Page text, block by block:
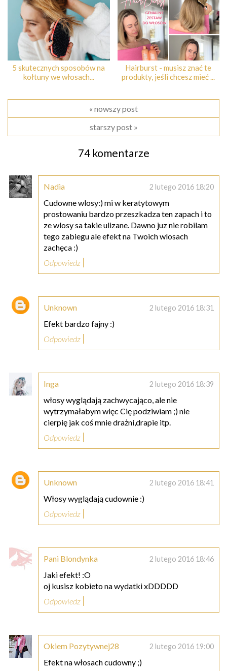
5 skutecznych sposobów na
kołtuny we włosach...
Hairburst - musisz znać te
produkty, jeśli chcesz mieć ...
« nowszy post
starszy post »
74 komentarze
Nadia 2 lutego 2016 18:20
Cudowne wlosy:) mi w keratytowym
prostowaniu bardzo przeszkadza ten zapach i to
ze wlosy sa takie ulizane. Dawno juz nie robilam
tego zabiegu ale efekt na Twoich wlosach
zachęca :)
Odpowiedz
Unknown 2 lutego 2016 18:31
Efekt bardzo fajny :)
Odpowiedz
Inga 2 lutego 2016 18:39
włosy wyglądają zachwycająco, ale nie
wytrzymałabym więc Cię podziwiam ;) nie
cierpię jak coś mnie drażni,drapie itp.
Odpowiedz
Unknown 2 lutego 2016 18:41
Włosy wyglądają cudownie :)
Odpowiedz
Pani Blondynka 2 lutego 2016 18:46
Jaki efekt! :O
oj kusisz kobieto na wydatki xDDDDD
Odpowiedz
Okiem Pozytywnej28 2 lutego 2016 19:00
Efekt na włosach cudowny ;)